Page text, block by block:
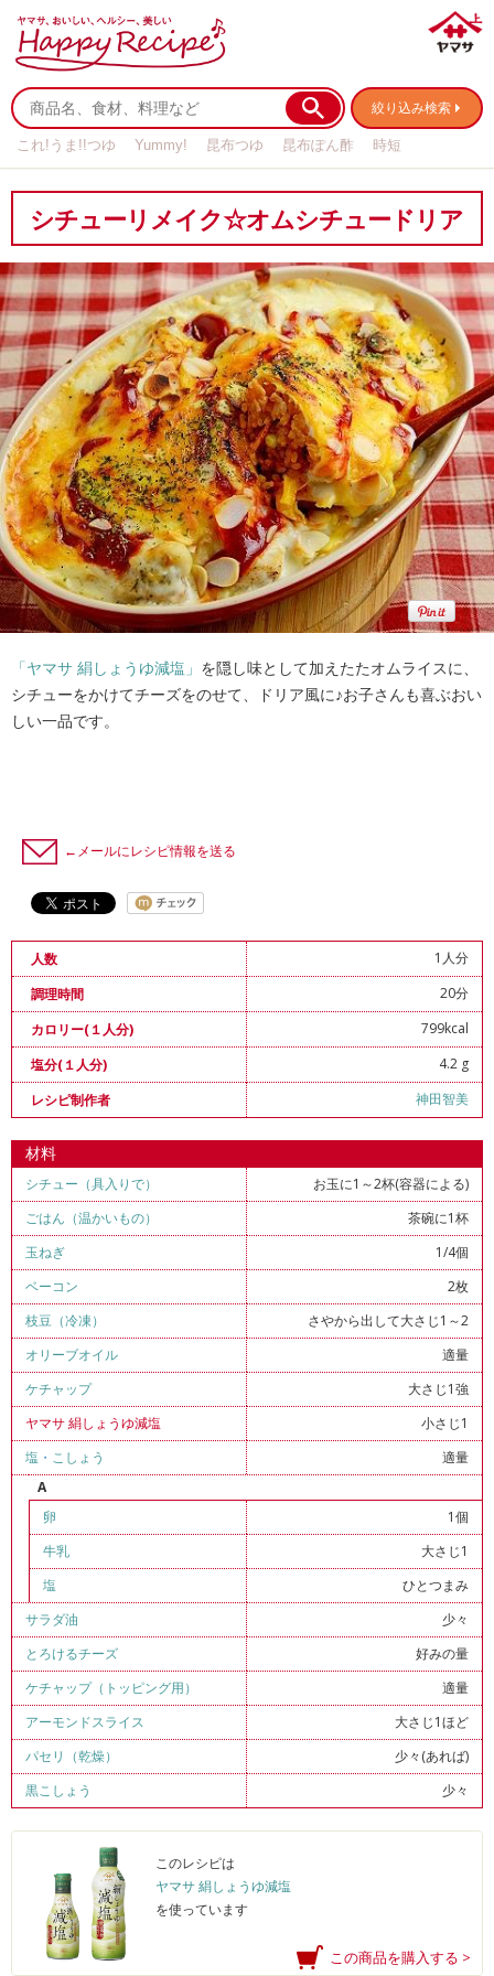
絞り込み検索
これ!うま!!つゆ Yummy! 昆布つゆ 昆布ぽん酢
時短
シチューリメイク☆オムシチュードリア
「ヤマサ 絹しょうゆ減塩」 を隠し味として加えたたオムライスに、
シチューをかけてチーズをのせて、ドリア風に♪お子さんも喜ぶおい
しい一品です。
←メールにレシピ情報を送る
人数
1人分
調理時間
20分
カロリー(１人分)
799kcal
塩分(１人分)
4.2 g
レシピ制作者
神田智美
材料
シチュー（具入りで）
お玉に1～2杯(容器による)
ごはん（温かいもの）
茶碗に1杯
玉ねぎ
1/4個
ベーコン
2枚
枝豆（冷凍）
さやから出して大さじ1～2
オリーブオイル
適量
ケチャップ
大さじ1強
ヤマサ 絹しょうゆ減塩
小さじ1
塩 ・ こしょう
適量
A
卵
1個
牛乳
大さじ1
塩
ひとつまみ
サラダ油
少々
とろけるチーズ
好みの量
ケチャップ（トッピング用）
適量
アーモンドスライス
大さじ1ほど
パセリ（乾燥）
少々(あれば)
黒こしょう
少々
このレシピは
ヤマサ 絹しょうゆ減塩
を使っています
この商品を購入する >